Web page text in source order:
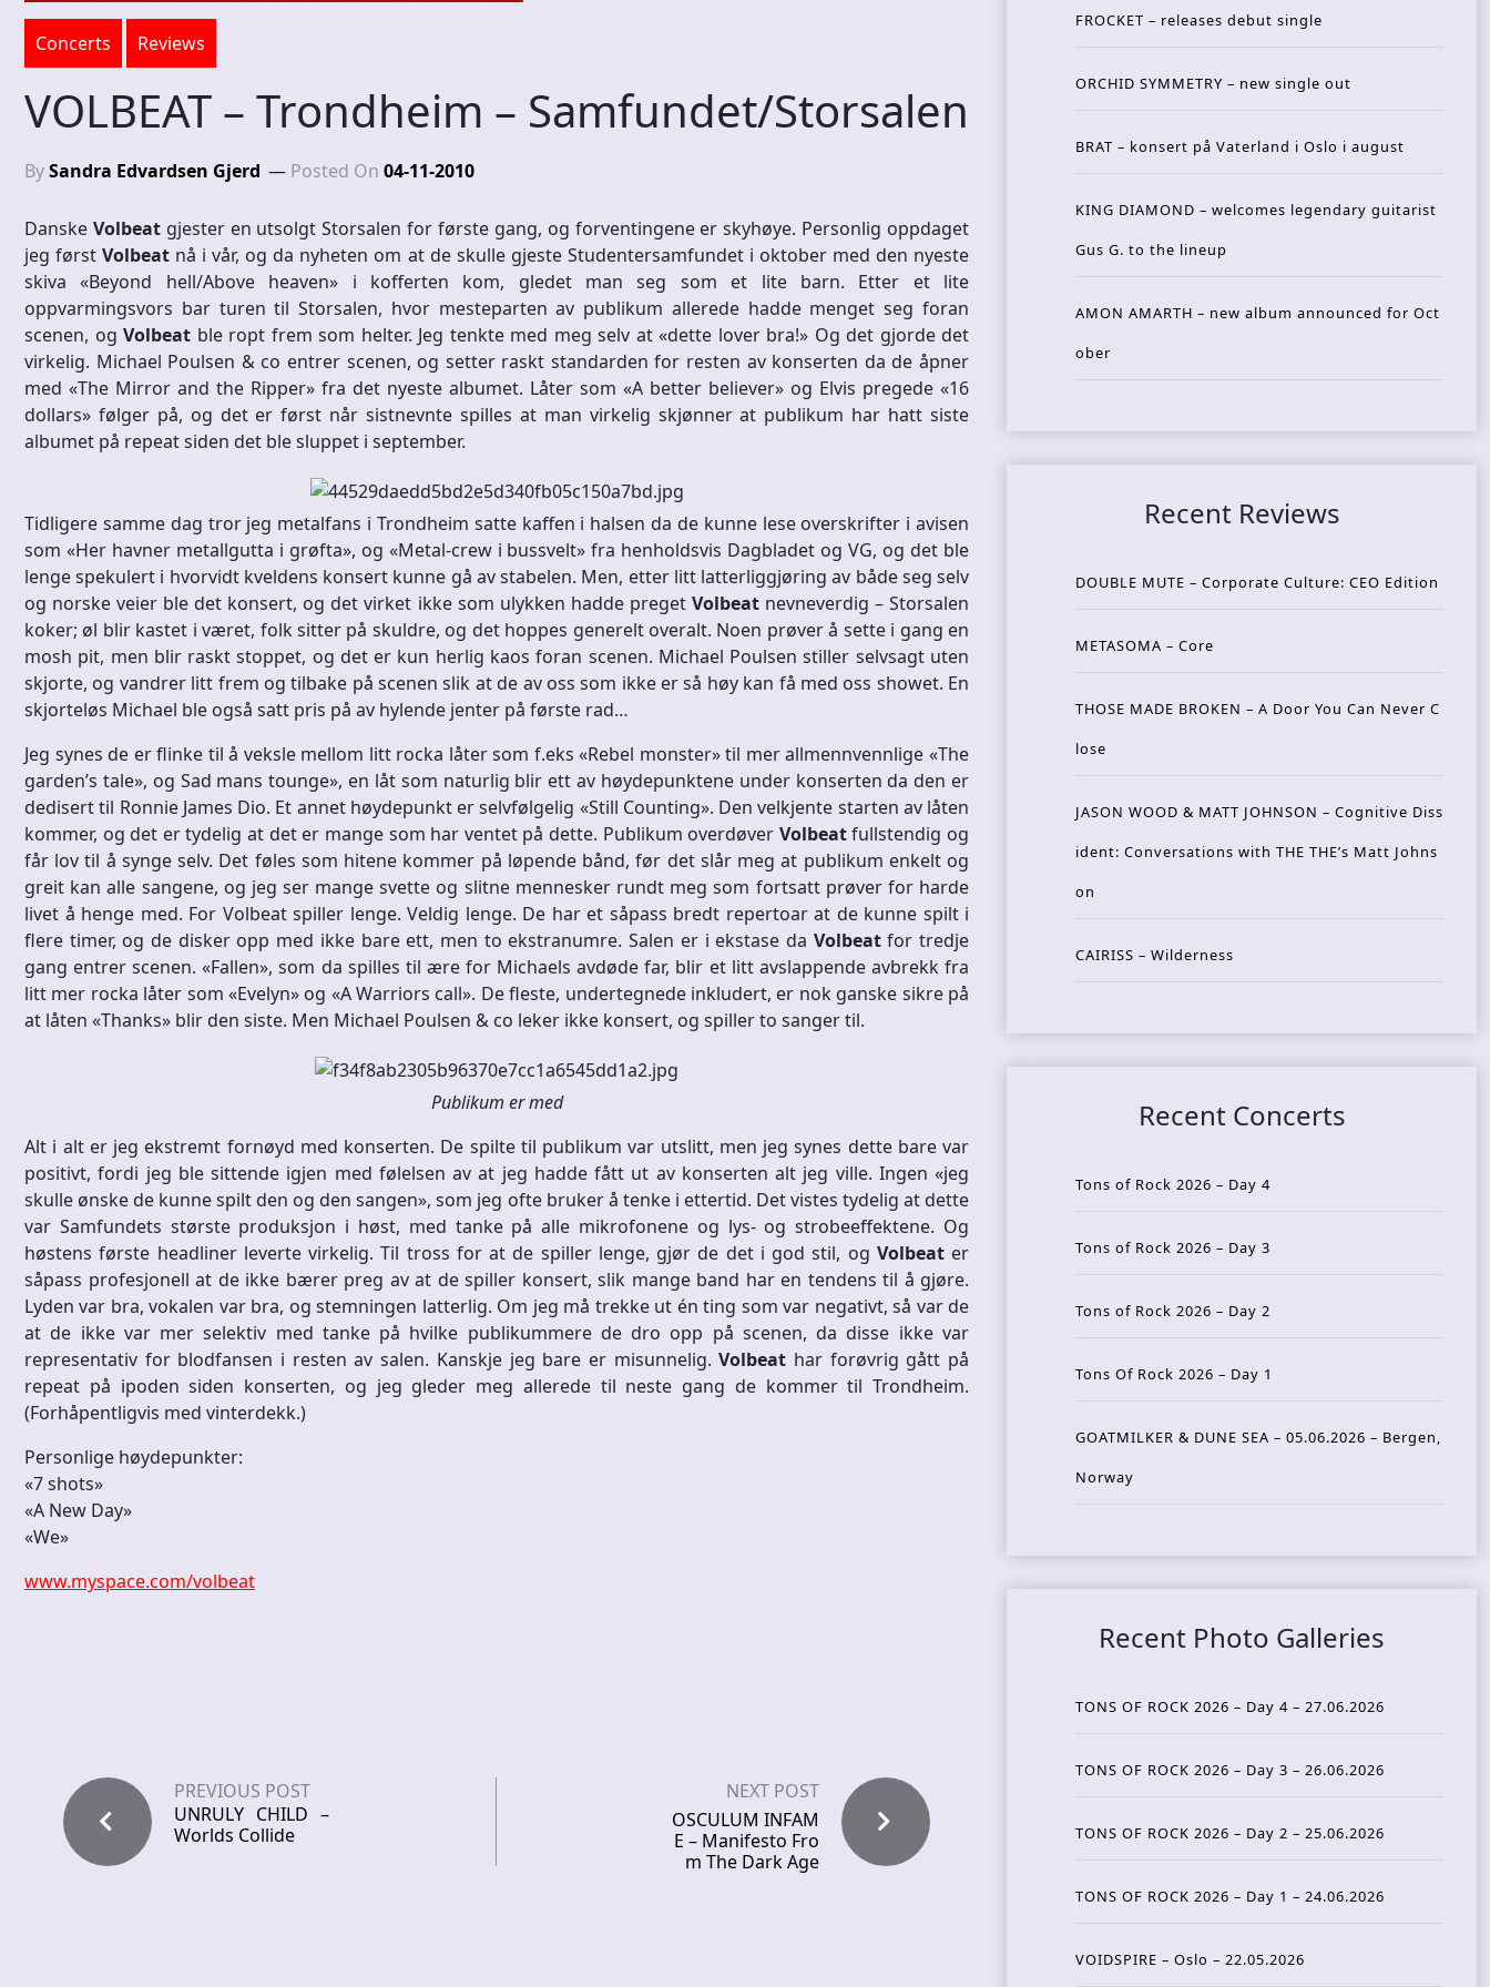
Concerts Reviews
VOLBEAT – Trondheim – Samfundet/Storsalen
BySandra Edvardsen Gjerd Posted On 04-11-2010
Danske Volbeatgjester en utsolgt Storsalen for første gang, og forventingene er skyhøye. Personlig oppdaget
jeg førstVolbeat nå i vår, og da nyheten om at de skulle gjeste Studentersamfundet i oktober med den nyeste
skiva «Beyond hell/Above heaven» i kofferten kom, gledet man seg som et lite barn. Etter et lite
oppvarmingsvors bar turen til Storsalen, hvor mesteparten av publikum allerede hadde menget seg foran
scenen, og Volbeat ble ropt frem som helter. Jeg tenkte med meg selv at «dette lover bra!» Og det gjorde det
virkelig. Michael Poulsen & co entrer scenen, og setter raskt standarden for resten av konserten da de åpner
med «The Mirror and the Ripper» fra det nyeste albumet. Låter som «A better believer» og Elvis pregede «16
dollars» følger på, og det er først når sistnevnte spilles at man virkelig skjønner at publikum har hatt siste
albumet på repeat siden det ble sluppet i september.
Tidligere samme dag tror jeg metalfans i Trondheim satte kaffen i halsen da de kunne lese overskrifter i avisen
som «Her havner metallgutta i grøfta», og «Metal-crew i bussvelt» fra henholdsvis Dagbladet og VG, og det ble
lenge spekulert i hvorvidt kveldens konsert kunne gå av stabelen. Men, etter litt latterliggjøring av både seg selv
og norske veier ble det konsert, og det virket ikke som ulykken hadde preget Volbeatnevneverdig – Storsalen
koker; øl blir kastet i været, folk sitter på skuldre, og det hoppes generelt overalt. Noen prøver å sette i gang en
mosh pit, men blir raskt stoppet, og det er kun herlig kaos foran scenen. Michael Poulsen stiller selvsagt uten
skjorte, og vandrer litt frem og tilbake på scenen slik at de av oss som ikke er så høy kan få med oss showet. En
skjorteløs Michael ble også satt pris på av hylende jenter på første rad…
Jeg synes de er flinke til å veksle mellom litt rocka låter som f.eks «Rebel monster» til mer allmennvennlige «The
garden’s tale», og Sad mans tounge», en låt som naturlig blir ett av høydepunktene under konserten da den er
dedisert til Ronnie James Dio. Et annet høydepunkt er selvfølgelig «Still Counting». Den velkjente starten av låten
kommer, og det er tydelig at det er mange som har ventet på dette. Publikum overdøver Volbeatfullstendig og
får lov til å synge selv. Det føles som hitene kommer på løpende bånd, før det slår meg at publikum enkelt og
greit kan alle sangene, og jeg ser mange svette og slitne mennesker rundt meg som fortsatt prøver for harde
livet å henge med. For Volbeat spiller lenge. Veldig lenge. De har et såpass bredt repertoar at de kunne spilt i
flere timer, og de disker opp med ikke bare ett, men to ekstranumre. Salen er i ekstase da Volbeatfor tredje
gang entrer scenen. «Fallen», som da spilles til ære for Michaels avdøde far, blir et litt avslappende avbrekk fra
litt mer rocka låter som «Evelyn» og «A Warriors call». De fleste, undertegnede inkludert, er nok ganske sikre på
at låten «Thanks» blir den siste. Men Michael Poulsen & co leker ikke konsert, og spiller to sanger til.
Publikum er med
Alt i alt er jeg ekstremt fornøyd med konserten. De spilte til publikum var utslitt, men jeg synes dette bare var
positivt, fordi jeg ble sittende igjen med følelsen av at jeg hadde fått ut av konserten alt jeg ville. Ingen «jeg
skulle ønske de kunne spilt den og den sangen», som jeg ofte bruker å tenke i ettertid. Det vistes tydelig at dette
var Samfundets største produksjon i høst, med tanke på alle mikrofonene og lys- og strobeeffektene. Og
høstens første headliner leverte virkelig. Til tross for at de spiller lenge, gjør de det i god stil, og Volbeater
såpass profesjonell at de ikke bærer preg av at de spiller konsert, slik mange band har en tendens til å gjøre.
Lyden var bra, vokalen var bra, og stemningen latterlig. Om jeg må trekke ut én ting som var negativt, så var de
at de ikke var mer selektiv med tanke på hvilke publikummere de dro opp på scenen, da disse ikke var
representativ for blodfansen i resten av salen. Kanskje jeg bare er misunnelig.Volbeat har forøvrig gått på
repeat på ipoden siden konserten, og jeg gleder meg allerede til neste gang de kommer til Trondheim.
(Forhåpentligvis med vinterdekk.)
Personlige høydepunkter:
«7 shots»
«A New Day»
«We»
www.myspace.com/volbeat
PREVIOUS POST
UNRULY CHILD –
Worlds Collide
NEXT POST
OSCULUM INFAM
E – Manifesto Fro
m The Dark Age
FROCKET – releases debut single
ORCHID SYMMETRY – new single out
BRAT – konsert på Vaterland i Oslo i august
KING DIAMOND – welcomes legendary guitarist
Gus G. to the lineup
AMON AMARTH – new album announced for Oct
ober
Recent Reviews
DOUBLE MUTE – Corporate Culture: CEO Edition
METASOMA – Core
THOSE MADE BROKEN – A Door You Can Never C
lose
JASON WOOD & MATT JOHNSON – Cognitive Diss
ident: Conversations with THE THE’s Matt Johns
on
CAIRISS – Wilderness
Recent Concerts
Tons of Rock 2026 – Day 4
Tons of Rock 2026 – Day 3
Tons of Rock 2026 – Day 2
Tons Of Rock 2026 – Day 1
GOATMILKER & DUNE SEA – 05.06.2026 – Bergen,
Norway
Recent Photo Galleries
TONS OF ROCK 2026 – Day 4 – 27.06.2026
TONS OF ROCK 2026 – Day 3 – 26.06.2026
TONS OF ROCK 2026 – Day 2 – 25.06.2026
TONS OF ROCK 2026 – Day 1 – 24.06.2026
VOIDSPIRE – Oslo – 22.05.2026